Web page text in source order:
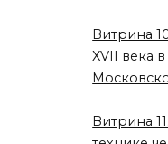
Витрина
XVII века
Витрина